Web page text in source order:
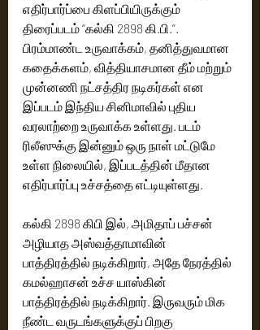
எதிர்பார்ப்பை கிளப்பியிருக்கும்
திரைப்படம் “கல்கி 2898 கி.பி.”.
பிரம்மாண்ட உருவாக்கம், தனித்துவமான
கதைக்களம், வித்தியாசமான தீம் மற்றும்
முன்னணி நட்சத்திர நடிகர்கள் என
இப்படம் இந்திய சினிமாவில் புதிய
வரலாற்றை உருவாக்க உள்ளது. படம்
ரிலீஸுக்கு இன்னும் ஒரு நாள் மட்டுமே
உள்ள நிலையில், இப்படத்தின் மீதான
எதிர்பார்ப்பு உச்சத்தை எட்டியுள்ளது.
கல்கி 2898 கிபி இல், அமிதாப் பச்சன்
அழியாத அஸ்வத்தாமாவின்
பாத்திரத்தில் நடிக்கிறார், அதே நேரத்தில்
கமல்ஹாசன் உச்ச யாஸ்கின்
பாத்திரத்தில் நடிக்கிறார். இருவரும் மிக
நீண்ட வருடங்களுக்குப் பிறகு